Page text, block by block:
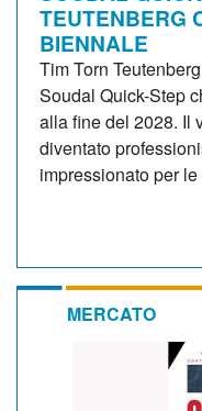
TEUTENBERG
BIENNALE
Tim Torn
Soudal Quick-Step
alla fine del 2028. Il
diventato
impressionato per
MERCATO